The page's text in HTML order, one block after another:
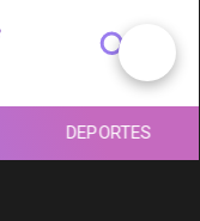
DEPORTES